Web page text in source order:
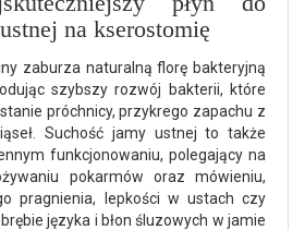
na kserostomię
zaburza naturalną florę bakteryjną
szybszy rozwój bakterii, które
próchnicy, przykrego zapachu z
Suchość jamy ustnej to także
funkcjonowaniu, polegający na
pokarmów oraz mówieniu,
pragnienia, lepkości w ustach czy
języka i błon śluzowych w jamie